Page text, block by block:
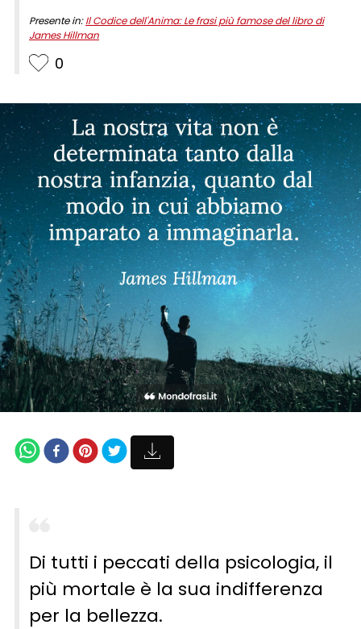
Presente in:Il Codice dell'Anima: Le frasi più famose del libro di
James Hillman
0
Di tutti i peccati della psicologia, il
più mortale è la sua indifferenza
per la bellezza.